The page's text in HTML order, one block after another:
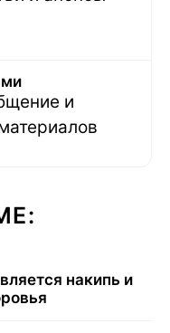
и
накипь и